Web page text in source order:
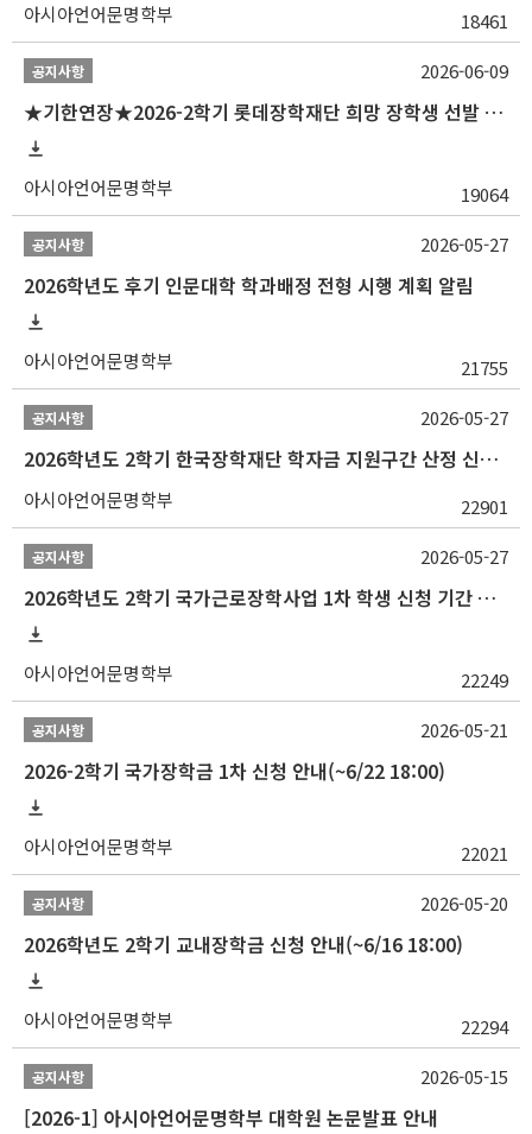
아시아언어문명학부 18461
공지사항
★기한연장★2026-2학기 롯데장학재단 희망 장학생 선발 안내(~6/15
아시아언어문명학부 19064
2026-06-09
공지사항
2026학년도 후기 인문대학 학과배정 전형 시행 계획 알림
아시아언어문명학부 21755
2026-05-27
공지사항
2026학년도 2학기 한국장학재단 학자금 지원구간 산정 신청 안내
아시아언어문명학부 22901
2026-05-27
공지사항
2026학년도 2학기 국가근로장학사업 1차 학생 신청 기간 안내
아시아언어문명학부 22249
2026-05-27
공지사항
2026-2학기 국가장학금 1차 신청 안내(~6/22 18:00)
아시아언어문명학부 22021
2026-05-21
공지사항
2026학년도 2학기 교내장학금 신청 안내(~6/16 18:00)
아시아언어문명학부 22294
2026-05-20
공지사항
[2026-1] 아시아언어문명학부 대학원 논문발표 안내
2026-05-15